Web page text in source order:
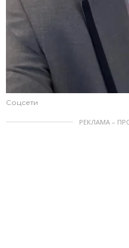
Соцсети
РЕКЛАМА –